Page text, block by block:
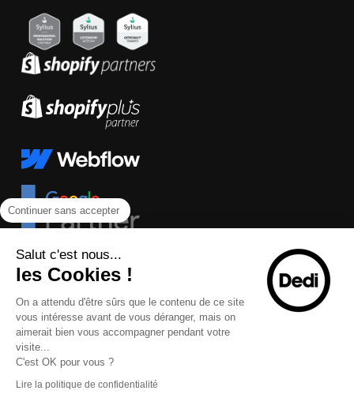
Continuer sans accepter
Salut c'est nous...
les Cookies !
On a attendu d'être sûrs que le contenu de ce site
vous intéresse avant de vous déranger, mais on
aimerait bien vous accompagner pendant votre
visite...
C'est OK pour vous ?
Lire la politique de confidentialité